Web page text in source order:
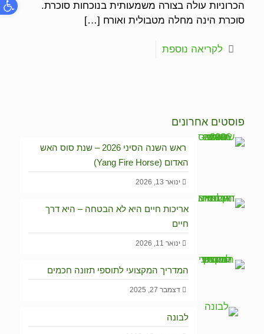
הכרוניות עולה בצורה משמעותית בנוכחות סוכרת.
סוכרת הינה מחלה מטבולית ואורח […]
לקריאה נוספת
פוסטים אחרונים
ראש השנה הסיני 2026 – שנת סוס האש
האדום (Yang Fire Horse)
ינואר 13, 2026
אריכות חיים היא לא הבטחה – היא דרך
חיים
ינואר 11, 2026
המדריך המקצועי לתוספי תזונה חכמים
דצמבר 27, 2025
לבונה